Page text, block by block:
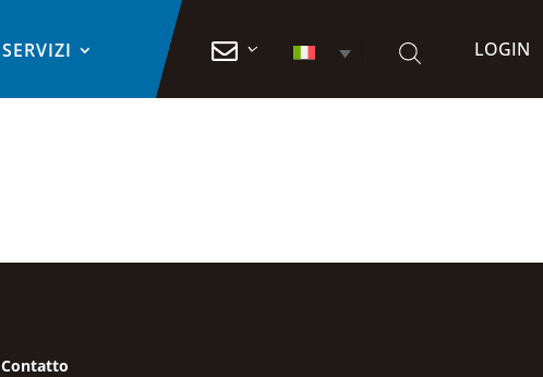
SERVIZI  LOGIN
Contatto